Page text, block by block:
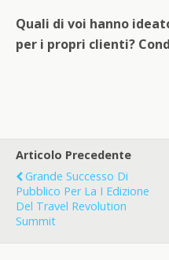
Quali di voi hanno
per i propri clienti?
Articolo Precedente
Grande Successo Di
Pubblico Per La I Edizione
Del Travel Revolution
Summit